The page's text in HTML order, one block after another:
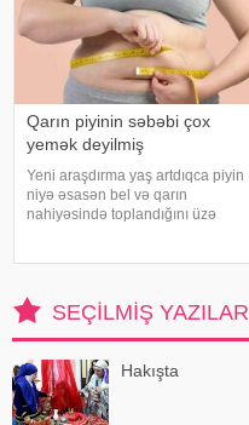
Qarın piyinin səbəbi çox
yemək deyilmiş
Yeni araşdırma yaş artdıqca piyin
niyə əsasən bel və qarın
nahiyəsində toplandığını üzə
SEÇILMIŞ YAZILAR
Hakışta